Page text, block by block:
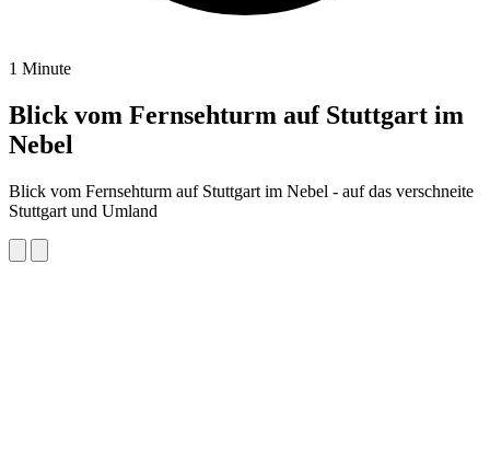
1 Minute
Blick vom Fernsehturm auf Stuttgart im
Nebel
Blick vom Fernsehturm auf Stuttgart im Nebel - auf das verschneite
Stuttgart und Umland